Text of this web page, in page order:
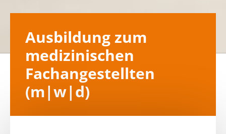
Ausbildung zum
medizinischen
Fachangestellten
(m|w|d)